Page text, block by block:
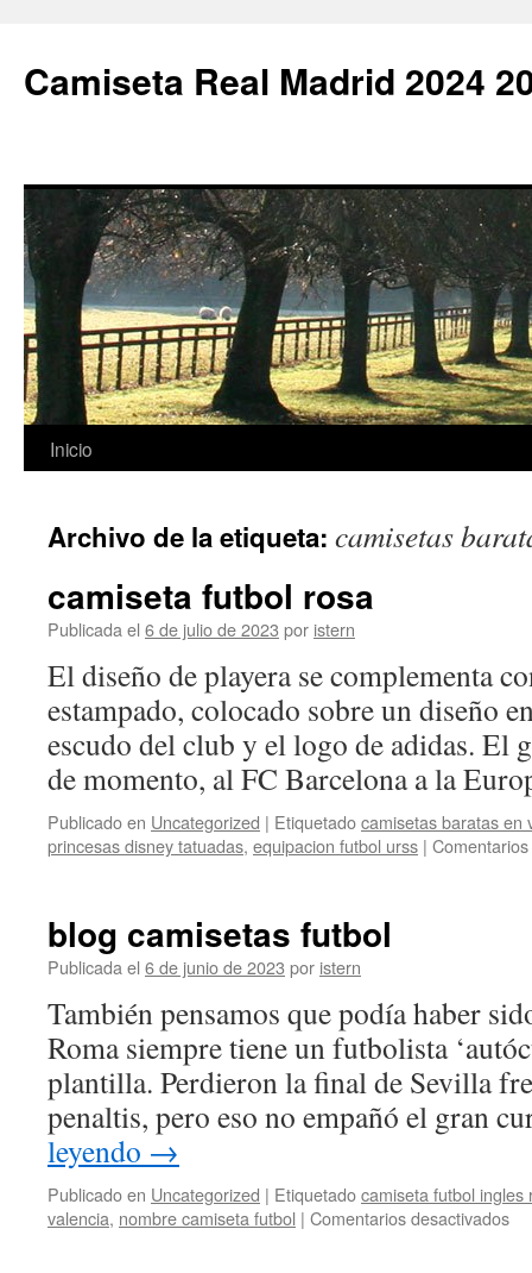
Camiseta Real Madrid 2024
Saltar
contenido
Inicio
Archivo de la etiqueta: camisetas
camiseta futbol rosa
Publicada el 6 de julio de 2023 por istern
El diseño de playera se complementa
estampado, colocado sobre un diseño
escudo del club y el logo de adidas. El
de momento, al FC Barcelona a la
Publicado en Uncategorized | Etiquetadocamisetas baratas en
princesas disney tatuadas, equipacion futbol urss |
blog camisetas futbol
Publicada el 6 de junio de 2023 por istern
También pensamos que podía haber
Roma siempre tiene un futbolista
plantilla. Perdieron la final de Sevilla
penaltis, pero eso no empañó el gran
leyendo →
Publicado en Uncategorized | Etiquetadocamiseta futbol ingles
valencia, nombre camiseta futbol | Comentarios desactivadosen